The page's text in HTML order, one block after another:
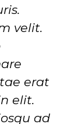
velit.
erat
elit.
ad